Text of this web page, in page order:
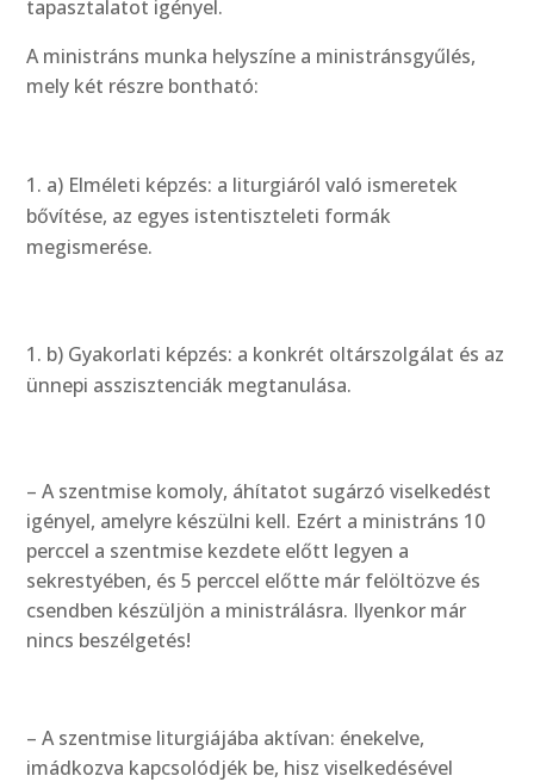
tapasztalatot igényel.
A ministráns munka helyszíne a ministránsgyűlés,
mely két részre bontható:
a) Elméleti képzés: a liturgiáról való ismeretek
bővítése, az egyes istentiszteleti formák
megismerése.
b) Gyakorlati képzés: a konkrét oltárszolgálat és az
ünnepi asszisztenciák megtanulása.
– A szentmise komoly, áhítatot sugárzó viselkedést
igényel, amelyre készülni kell. Ezért a ministráns 10
perccel a szentmise kezdete előtt legyen a
sekrestyében, és 5 perccel előtte már felöltözve és
csendben készüljön a ministrálásra. Ilyenkor már
nincs beszélgetés!
– A szentmise liturgiájába aktívan: énekelve,
imádkozva kapcsolódjék be, hisz viselkedésével